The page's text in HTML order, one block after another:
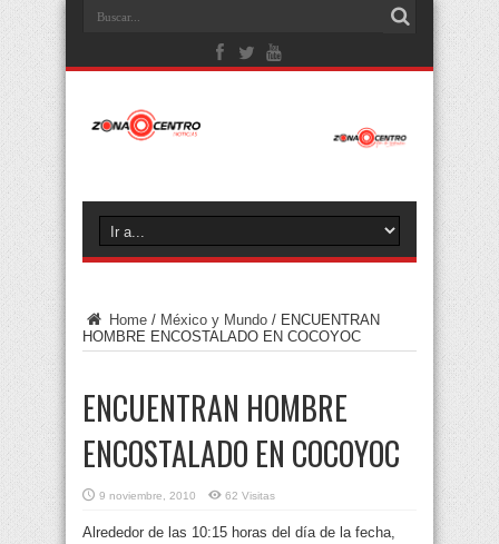
Home / México y Mundo / ENCUENTRAN
HOMBRE ENCOSTALADO EN COCOYOC
ENCUENTRAN HOMBRE
ENCOSTALADO EN COCOYOC
9 noviembre, 2010 62 Visitas
Alrededor de las 10:15 horas del día de la fecha,